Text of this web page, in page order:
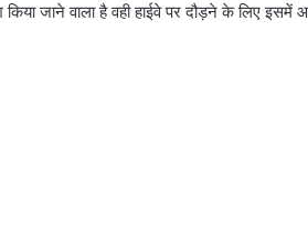
जाने वाला है वही हाईवे पर दौड़ने के लिए इसमें